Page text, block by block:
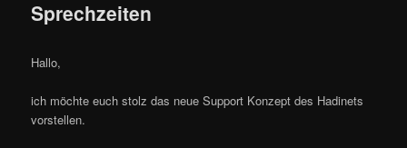
Sprechzeiten
Hallo,
ich möchte euch stolz das neue Support Konzept des Hadinets
vorstellen.